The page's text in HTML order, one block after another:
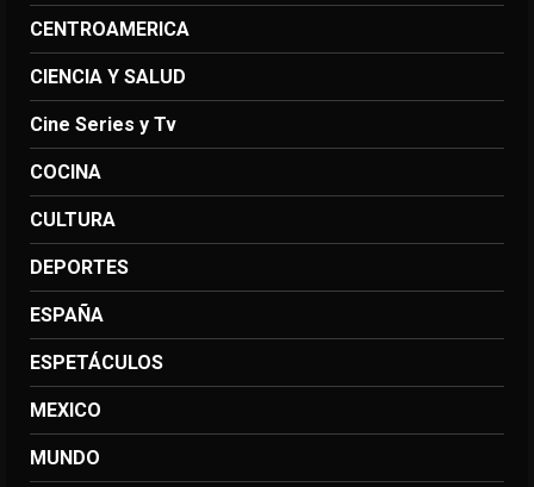
CENTROAMERICA
CIENCIA Y SALUD
Cine Series y Tv
COCINA
CULTURA
DEPORTES
ESPAÑA
ESPETÁCULOS
MEXICO
MUNDO